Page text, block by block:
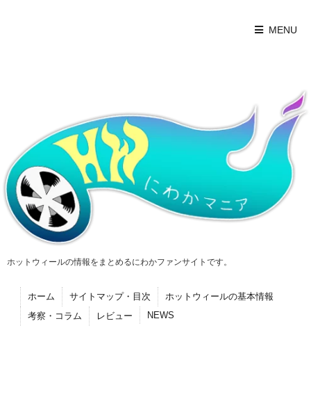
MENU
ホットウィールの情報をまとめるにわかファンサイトです。
ホーム サイトマップ・目次
ホットウィールの基本情報
考察・コラム
レビュー NEWS